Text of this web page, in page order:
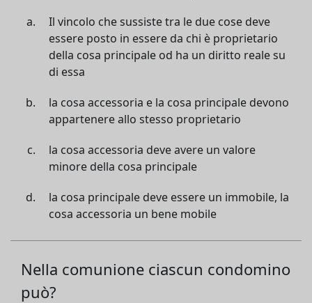
Il vincolo che sussiste tra le due cose deve
essere posto in essere da chi è proprietario
della cosa principale od ha un diritto reale su
di essa
la cosa accessoria e la cosa principale devono
appartenere allo stesso proprietario
la cosa accessoria deve avere un valore
minore della cosa principale
la cosa principale deve essere un immobile, la
cosa accessoria un bene mobile
Nella comunione ciascun condomino
può?